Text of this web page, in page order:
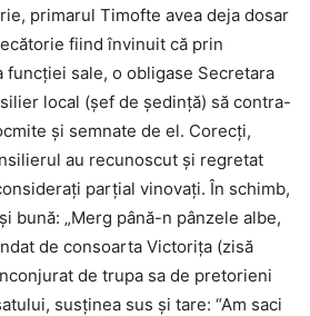
primarul Timofte avea deja dosar
fiind învinuit că prin
funcţiei sale, o obligase Secretara
local (șef de ședință) să contra-
și semnate de el. Corecți,
au recunoscut și regretat
parțial vinovați. În schimb,
bună: „Merg până-n pânzele albe,
de consoarta Victoriţa (zisă
de trupa sa de pretorieni
susținea sus și tare: “Am saci